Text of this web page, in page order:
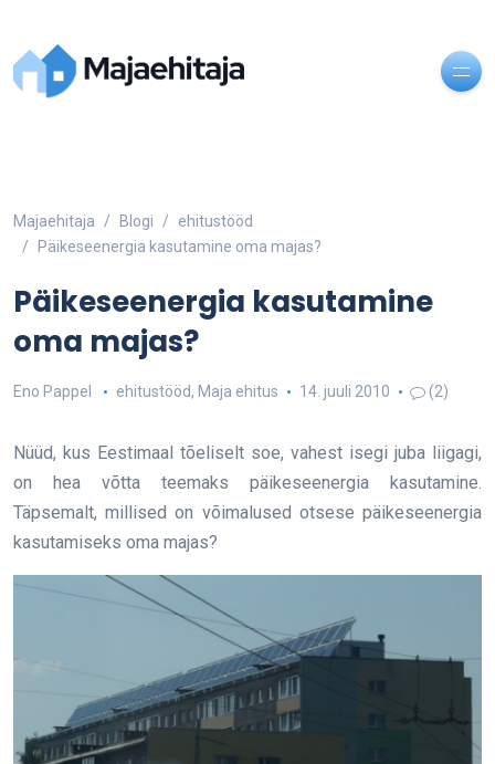
Majaehitaja Blogi
ehitustööd
Päikeseenergia kasutamine oma majas?
Päikeseenergia kasutamine
oma majas?
Eno Pappel ehitustööd, Maja ehitus 14. juuli 2010 (2)
Nüüd, kus Eestimaal tõeliselt soe, vahest isegi juba liigagi,
on hea võtta teemaks päikeseenergia kasutamine.
Täpsemalt, millised on võimalused otsese päikeseenergia
kasutamiseks oma majas?